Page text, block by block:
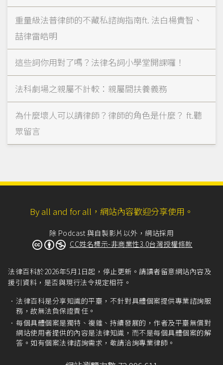
重量級法普律師的不藏私諮詢指南ft. 法白楊貴智、
喆律雷皓明
這些詞你用對了嗎？法律名詞小學堂開課囉！
法科劇場之親屬不計較：親屬間扶養義務
為什麼壞人可以請律師？律師的角色是什麼？ ft.聽
眾留言
By all and for all，網站內容歡迎分享使用。
除 Podcast 與自製影片以外，網站採用
CC姓名標示-非商業性3.0台灣授權條款
法律百科於2026年5月1日起，停止更新。請讀者留意網站內容及
援引資料，是否與現行法令規定相符。
法律百科是分享知識的平臺，不針對具體個案提供專業諮詢服
務，故無法負保證責任。
每個具體個案是獨特、複雜、持續發展的，作者及平臺無償對
網站使用者提供的內容是法律知識，而不是每個具體個案的解
答。如有個案法律諮詢需求，敬請洽詢專業律師。